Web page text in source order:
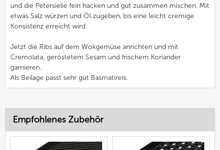
und die Petersielie fein hacken und gut zusammen mischen. Mit
etwas Salz würzen und Öl zugeben, bis eine leicht cremige
Konsistenz erreicht wird.
Jetzt die Ribs auf dem Wokgemüse anrichten und mit
Cremolata, geröstetem Sesam und frischem Koriander
garnieren.
Als Beilage passt sehr gut Basmatireis.
Empfohlenes Zubehör